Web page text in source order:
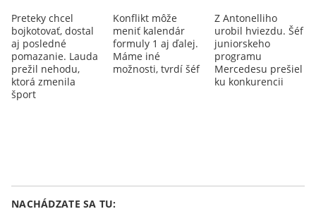
Preteky chcel
bojkotovať, dostal
aj posledné
pomazanie. Lauda
prežil nehodu,
ktorá zmenila
šport
Konflikt môže
meniť kalendár
formuly 1 aj ďalej.
Máme iné
možnosti, tvrdí šéf
Z Antonelliho
urobil hviezdu. Šéf
juniorskeho
programu
Mercedesu prešiel
ku konkurencii
NACHÁDZATE SA TU: